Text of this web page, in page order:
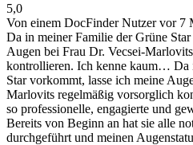
5,0
Von einem DocFinder Nutzervor 7
Da in meiner Familie der Grüne
Augen bei Frau Dr. Vecsei-
kontrollieren. Ich kenne kaum… Da
Star vorkommt, lasse ich meine
Marlovits regelmäßig vorsorglich
so professionelle, engagierte und
Bereits von Beginn an hat sie alle
durchgeführt und meinen